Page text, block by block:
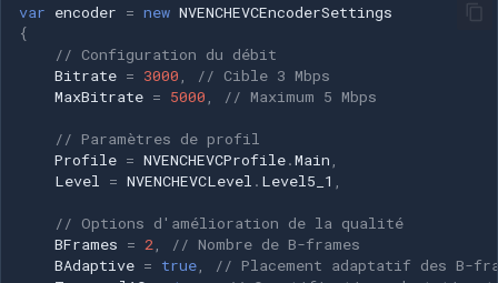
var encoder = new NVENCHEVCEncoderSettings
{
// Configuration du débit
Bitrate = 3000
// Cible 3 Mbps
MaxBitrate = 5000 // Maximum 5 Mbps
// Paramètres de profil
Profile = NVENCHEVCProfile.Main
Level
= NVENCHEVCLevel . Level5_1
// Options d'amélioration de la qualité
BFrames = 2
// Nombre de B-frames
BAdaptive = true
// Placement adaptatif des B-